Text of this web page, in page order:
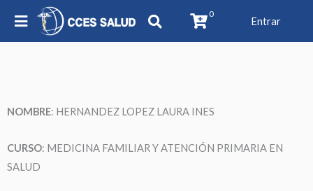
0
Entrar
NOMBRE: HERNANDEZ LOPEZ LAURA INES
CURSO: MEDICINA FAMILIAR Y ATENCIÓN PRIMARIA EN
SALUD